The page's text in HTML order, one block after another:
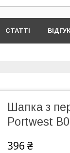
СТАТТІ
Шапка з
Portwest
396 ₴